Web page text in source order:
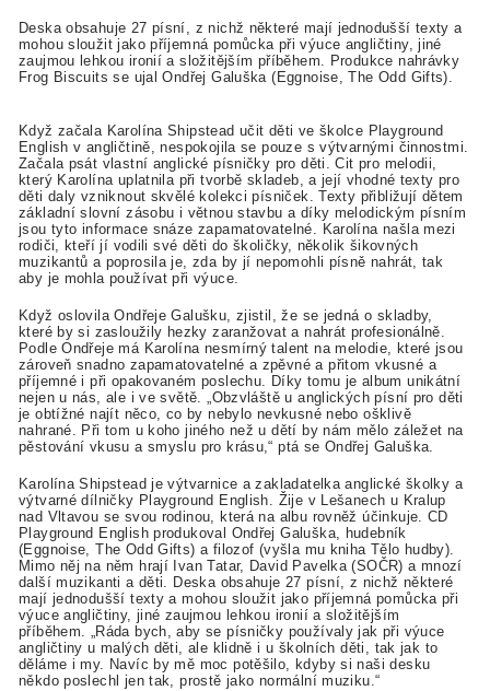
Deska obsahuje 27 písní, z nichž některé mají jednodušší texty a
mohou sloužit jako příjemná pomůcka při výuce angličtiny, jiné
zaujmou lehkou ironií a složitějším příběhem. Produkce nahrávky
Frog Biscuits se ujal Ondřej Galuška (Eggnoise, The Odd Gifts).
Když začala Karolína Shipstead učit děti ve školce Playground
English v angličtině, nespokojila se pouze s výtvarnými činnostmi.
Začala psát vlastní anglické písničky pro děti. Cit pro melodii,
který Karolína uplatnila při tvorbě skladeb, a její vhodné texty pro
děti daly vzniknout skvělé kolekci písniček. Texty přibližují dětem
základní slovní zásobu i větnou stavbu a díky melodickým písním
jsou tyto informace snáze zapamatovatelné. Karolína našla mezi
rodiči, kteří jí vodili své děti do školičky, několik šikovných
muzikantů a poprosila je, zda by jí nepomohli písně nahrát, tak
aby je mohla používat při výuce.
Když oslovila Ondřeje Galušku, zjistil, že se jedná o skladby,
které by si zasloužily hezky zaranžovat a nahrát profesionálně.
Podle Ondřeje má Karolína nesmírný talent na melodie, které jsou
zároveň snadno zapamatovatelné a zpěvné a přitom vkusné a
příjemné i při opakovaném poslechu. Díky tomu je album unikátní
nejen u nás, ale i ve světě. „Obzvláště u anglických písní pro děti
je obtížné najít něco, co by nebylo nevkusné nebo ošklivě
nahrané. Při tom u koho jiného než u dětí by nám mělo záležet na
pěstování vkusu a smyslu pro krásu,“ ptá se Ondřej Galuška.
Karolína Shipstead je výtvarnice a zakladatelka anglické školky a
výtvarné dílničky Playground English. Žije v Lešanech u Kralup
nad Vltavou se svou rodinou, která na albu rovněž účinkuje. CD
Playground English produkoval Ondřej Galuška, hudebník
(Eggnoise, The Odd Gifts) a filozof (vyšla mu kniha Tělo hudby).
Mimo něj na něm hrají Ivan Tatar, David Pavelka (SOČR) a mnozí
další muzikanti a děti. Deska obsahuje 27 písní, z nichž některé
mají jednodušší texty a mohou sloužit jako příjemná pomůcka při
výuce angličtiny, jiné zaujmou lehkou ironií a složitějším
příběhem. „Ráda bych, aby se písničky používaly jak při výuce
angličtiny u malých děti, ale klidně i u školních děti, tak jak to
děláme i my. Navíc by mě moc potěšilo, kdyby si naši desku
někdo poslechl jen tak, prostě jako normální muziku.“